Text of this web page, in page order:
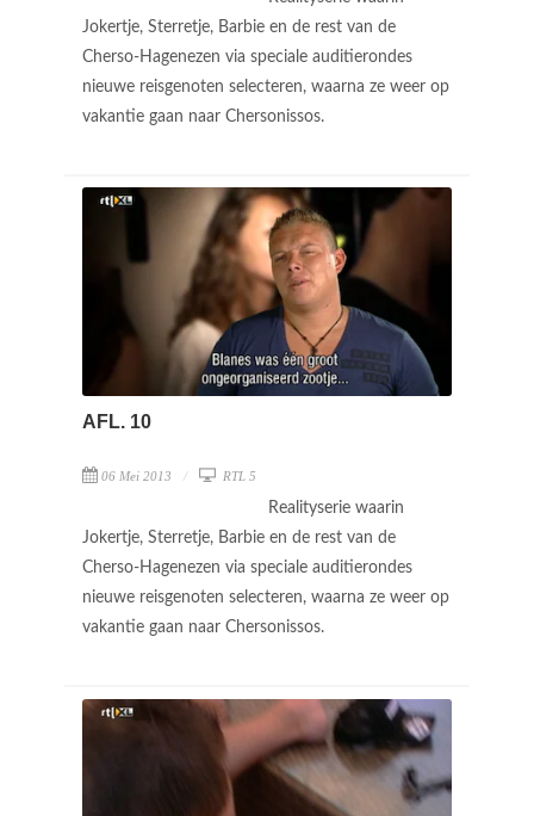
Jokertje, Sterretje, Barbie en de rest van de
Cherso-Hagenezen via speciale auditierondes
nieuwe reisgenoten selecteren, waarna ze weer op
vakantie gaan naar Chersonissos.
AFL. 10
06 Mei 2013 RTL 5
Realityserie waarin
Jokertje, Sterretje, Barbie en de rest van de
Cherso-Hagenezen via speciale auditierondes
nieuwe reisgenoten selecteren, waarna ze weer op
vakantie gaan naar Chersonissos.